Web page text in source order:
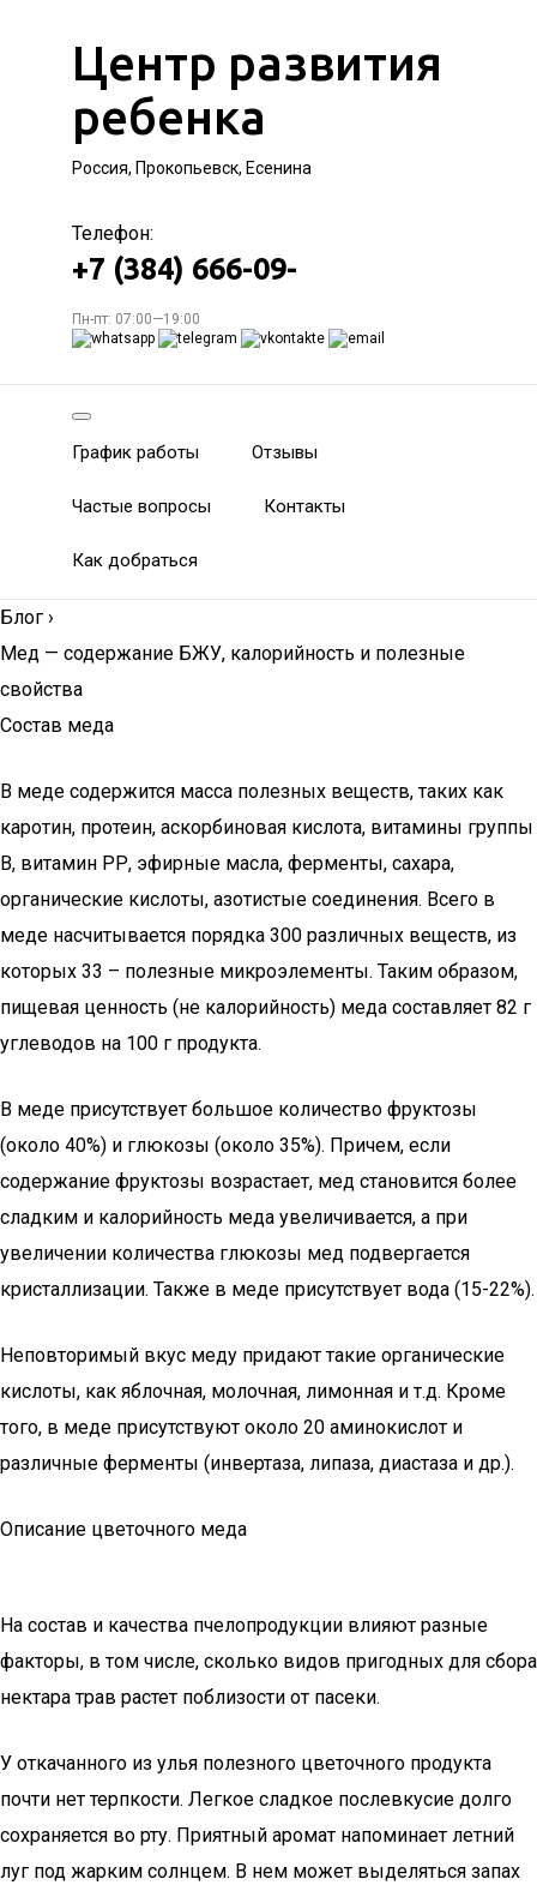
Центр развития
ребенка
Россия, Прокопьевск, Есенина
Телефон:
+7 (384) 666-09-
Пн-пт: 07:00—19:00
График работы Отзывы
Частые вопросы Контакты
Как добраться
Блог ›
Мед — содержание БЖУ, калорийность и полезные
свойства
Состав меда
В меде содержится масса полезных веществ, таких как
каротин, протеин, аскорбиновая кислота, витамины группы
В, витамин РР, эфирные масла, ферменты, сахара,
органические кислоты, азотистые соединения. Всего в
меде насчитывается порядка 300 различных веществ, из
которых 33 – полезные микроэлементы. Таким образом,
пищевая ценность (не калорийность) меда составляет 82 г
углеводов на 100 г продукта.
В меде присутствует большое количество фруктозы
(около 40%) и глюкозы (около 35%). Причем, если
содержание фруктозы возрастает, мед становится более
сладким и калорийность меда увеличивается, а при
увеличении количества глюкозы мед подвергается
кристаллизации. Также в меде присутствует вода (15-22%).
Неповторимый вкус меду придают такие органические
кислоты, как яблочная, молочная, лимонная и т.д. Кроме
того, в меде присутствуют около 20 аминокислот и
различные ферменты (инвертаза, липаза, диастаза и др.).
Описание цветочного меда
На состав и качества пчелопродукции влияют разные
факторы, в том числе, сколько видов пригодных для сбора
нектара трав растет поблизости от пасеки.
У откачанного из улья полезного цветочного продукта
почти нет терпкости. Легкое сладкое послевкусие долго
сохраняется во рту. Приятный аромат напоминает летний
луг под жарким солнцем. В нем может выделяться запах